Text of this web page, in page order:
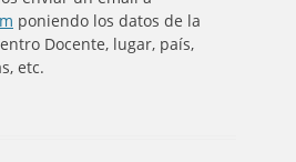
poniendo los datos de la
Docente, lugar, país,
etc.